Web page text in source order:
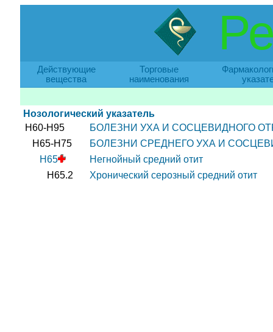
Действующие
вещества
Торговые
наименования
Нозологический указатель
H60-H95
БОЛЕЗНИ УХА И СОСЦЕВИДНОГО
H65-H75
БОЛЕЗНИ СРЕДНЕГО УХА И
H65
Негнойный средний отит
H65.2
Хронический серозный средний отит